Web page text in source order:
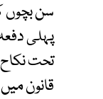
سن بچوں
پہلی
تحت نکاح
قانون